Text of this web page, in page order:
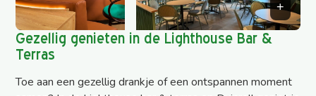
Gezellig genieten in de Lighthouse Bar &
Terras
Toe aan een gezellig drankje of een ontspannen moment